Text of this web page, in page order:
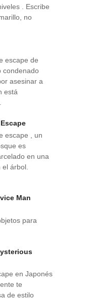
. Escribe
no
escape de
condenado
asesinar a
está
escape , un
es
en una
árbol.
Man
para
en Japonés
te
de estilo